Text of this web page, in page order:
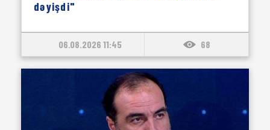
dəyişdi"
06.08.2026 11:45 68